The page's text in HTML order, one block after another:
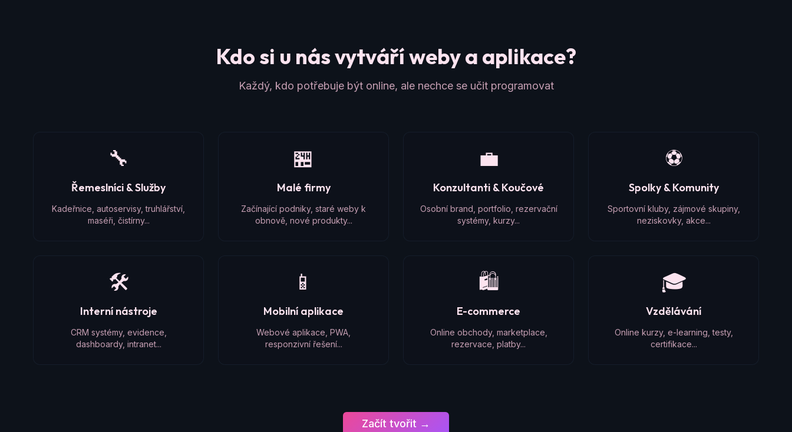
Kdo si u nás vytváří weby a aplikace?
Každý, kdo potřebuje být online, ale nechce se učit programovat
🔧
Řemeslníci & Služby
Kadeřnice, autoservisy, truhlářství,
maséři, čistírny...
🏪
Malé firmy
Začínající podniky, staré weby k
obnově, nové produkty...
💼
Konzultanti & Koučové
Osobní brand, portfolio, rezervační
systémy, kurzy...
⚽
Spolky & Komunity
Sportovní kluby, zájmové skupiny,
neziskovky, akce...
🛠️
Interní nástroje
CRM systémy, evidence,
dashboardy, intranet...
📱
Mobilní aplikace
Webové aplikace, PWA,
responzivní řešení...
🛍️
E-commerce
Online obchody, marketplace,
rezervace, platby...
🎓
Vzdělávání
Online kurzy, e-learning, testy,
certifikace...
Začít tvořit →